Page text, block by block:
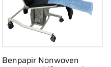
Benpapir Nonwoven